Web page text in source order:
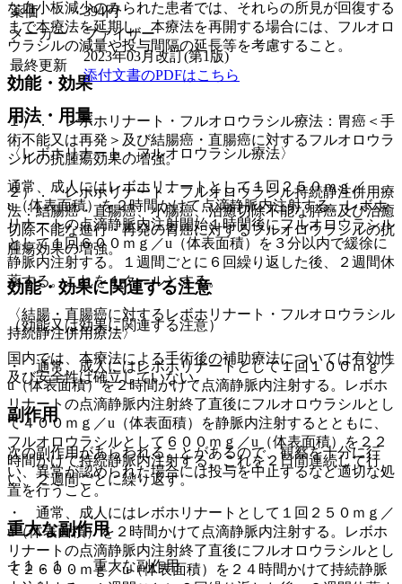
な血小板減少のみられた患者では、それらの所見が回復する
まで本療法を延期し、本療法を再開する場合には、フルオロ
ウラシルの減量や投与間隔の延長等を考慮すること。
効能・効果
１）． レボホリナート・フルオロウラシル療法：胃癌＜手
術不能又は再発＞及び結腸癌・直腸癌に対するフルオロウラ
シルの抗腫瘍効果の増強。
２）． レボホリナート・フルオロウラシル持続静注併用療
法：結腸癌・直腸癌、小腸癌、治癒切除不能な膵癌及び治癒
切除不能な進行・再発の胃癌に対するフルオロウラシルの抗
腫瘍効果の増強。
効能・効果に関連する注意
（効能又は効果に関連する注意）
国内では、本療法による手術後の補助療法については有効性
及び安全性は確立していない。
副作用
次の副作用があらわれることがあるので、観察を十分に行
い、異常が認められた場合には投与を中止するなど適切な処
置を行うこと。
重大な副作用
１１．１． 重大な副作用
薬価
394円
メーカー
ファイザー
最終更新
2023年03月改訂(第1版)
添付文書のPDFはこちら
用法・用量
〈レボホリナート・フルオロウラシル療法〉
通常、成人にはレボホリナートとして１回２５０ｍｇ／
u（体表面積）を２時間かけて点滴静脈内注射する。レボホ
リナートの点滴静脈内注射開始１時間後にフルオロウラシル
として１回６００ｍｇ／u（体表面積）を３分以内で緩徐に
静脈内注射する。１週間ごとに６回繰り返した後、２週間休
薬する。これを１クールとする。
〈結腸・直腸癌に対するレボホリナート・フルオロウラシル
持続静注併用療法〉
・ 通常、成人にはレボホリナートとして１回１００ｍｇ／
u（体表面積）を２時間かけて点滴静脈内注射する。レボホ
リナートの点滴静脈内注射終了直後にフルオロウラシルとし
て４００ｍｇ／u（体表面積）を静脈内注射するとともに、
フルオロウラシルとして６００ｍｇ／u（体表面積）を２２
時間かけて持続静脈内注射する。これを２日間連続して行
い、２週間ごとに繰り返す。
・ 通常、成人にはレボホリナートとして１回２５０ｍｇ／
u（体表面積）を２時間かけて点滴静脈内注射する。レボホ
リナートの点滴静脈内注射終了直後にフルオロウラシルとし
て２６００ｍｇ／u（体表面積）を２４時間かけて持続静脈